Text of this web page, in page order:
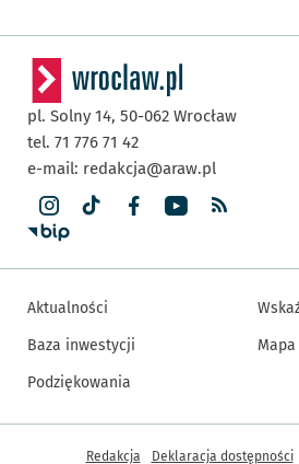
pl. Solny 14, 50-062 Wrocław
tel. 71 776 71 42
e-mail: redakcja@araw.pl
Aktualności
Baza inwestycji
Podziękowania
Inne informacje
Redakcja Deklaracja dostępności